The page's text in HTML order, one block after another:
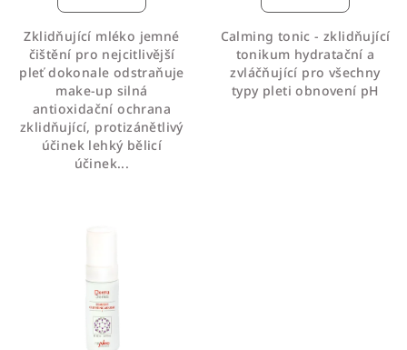
Zklidňující mléko jemné
čištění pro nejcitlivější
pleť dokonale odstraňuje
make-up silná
antioxidační ochrana
zklidňující, protizánětlivý
účinek lehký bělicí
účinek...
z
5
hvězdiček.
Calming tonic - zklidňující
tonikum hydratační a
zvláčňující pro všechny
typy pleti obnovení pH